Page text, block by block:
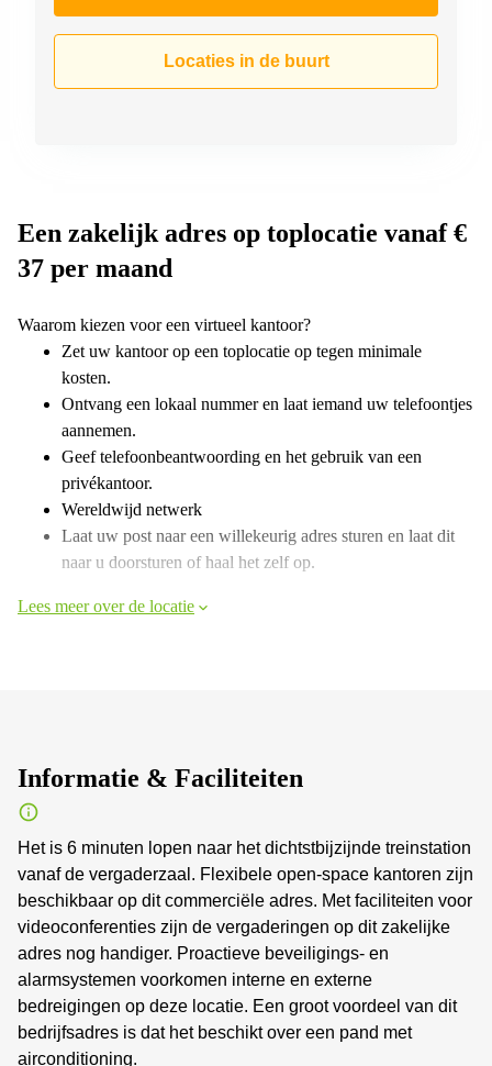
Locaties in de buurt
Een zakelijk adres op toplocatie vanaf €
37 per maand
Waarom kiezen voor een virtueel kantoor?
Zet uw kantoor op een toplocatie op tegen minimale
kosten.
Ontvang een lokaal nummer en laat iemand uw telefoontjes
aannemen.
Geef telefoonbeantwoording en het gebruik van een
privékantoor.
Wereldwijd netwerk
Laat uw post naar een willekeurig adres sturen en laat dit
naar u doorsturen of haal het zelf op.
Lees meer over de locatie
Informatie & Faciliteiten
Het is 6 minuten lopen naar het dichtstbijzijnde treinstation
vanaf de vergaderzaal. Flexibele open-space kantoren zijn
beschikbaar op dit commerciële adres. Met faciliteiten voor
videoconferenties zijn de vergaderingen op dit zakelijke
adres nog handiger. Proactieve beveiligings- en
alarmsystemen voorkomen interne en externe
bedreigingen op deze locatie. Een groot voordeel van dit
bedrijfsadres is dat het beschikt over een pand met
airconditioning.